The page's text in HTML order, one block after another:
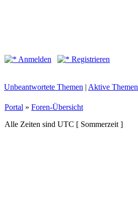
Anmelden
Registrieren
Unbeantwortete Themen | Aktive Themen
Portal » Foren-Übersicht
Alle Zeiten sind UTC [ Sommerzeit ]